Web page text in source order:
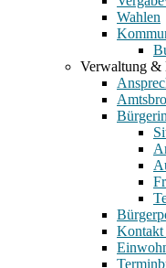
Wahlen
Verwaltung &
Kontakt